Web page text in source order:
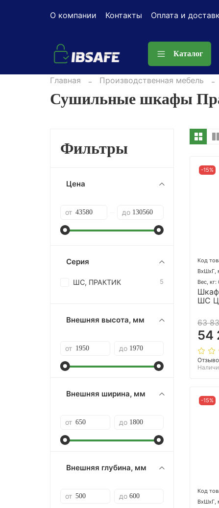
О компании Контакты Оплата и
Каталог
Главная Производственная мебель
Сушильные шкафы
-15%
Код
ВхШхГ,
Вес, кг:
ШС
63
54
-15%
Код
ВхШхГ,
Фильтры
Цена
от до
Серия
ШС, ПРАКТИК 5
Внешняя высота, мм
от до
Внешняя ширина, мм
от до
Внешняя глубина, мм
от до